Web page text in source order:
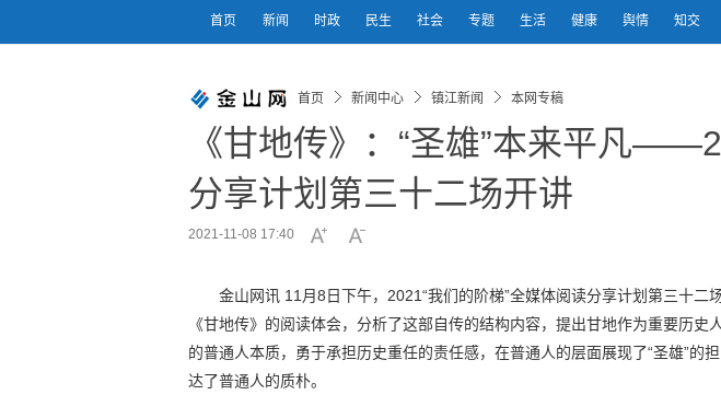
首页 新闻 时政 民生 社会 专题 生活 健康 舆情 知交
首页 新闻中心 镇江新闻 本网专稿
《甘地传》：“圣雄”本来平凡
分享计划第三十二场开讲
2021-11-08 17:40
金山网讯 11月8日下午，2021“我们的阶梯”全媒体阅读分享计划第三十二
《甘地传》的阅读体会，分析了这部自传的结构内容，提出甘地作为重要历史
的普通人本质，勇于承担历史重任的责任感，在普通人的层面展现了“圣雄”的
达了普通人的质朴。